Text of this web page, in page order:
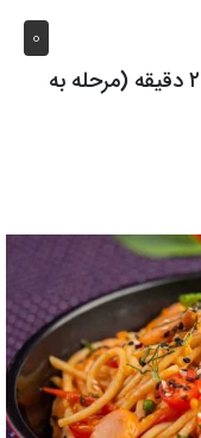
0
طرز تهیه اسپاگتی ایتالیایی اصیل در ۲۰ دقیقه (مرحله به